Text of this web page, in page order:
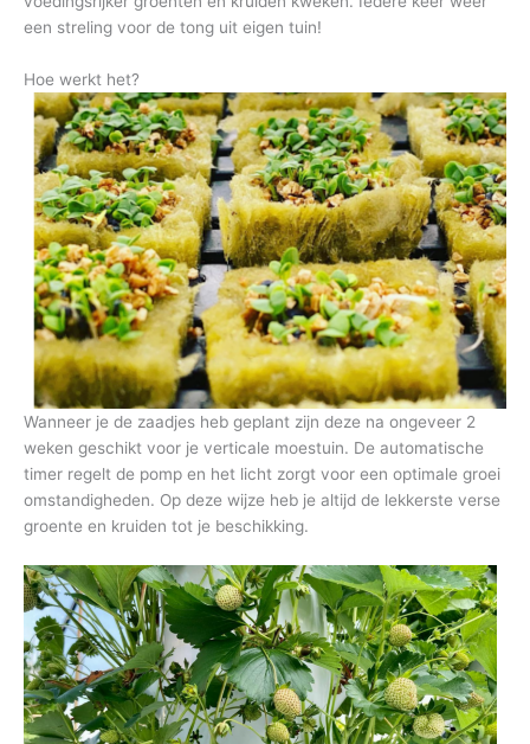
een streling voor de tong uit eigen tuin!
Hoe werkt het?
Wanneer je de zaadjes heb geplant zijn deze na ongeveer 2
weken geschikt voor je verticale moestuin. De automatische
timer regelt de pomp en het licht zorgt voor een optimale groei
omstandigheden. Op deze wijze heb je altijd de lekkerste verse
groente en kruiden tot je beschikking.